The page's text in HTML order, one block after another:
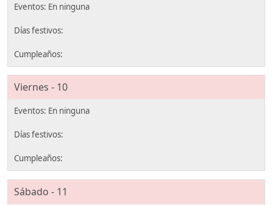
Viernes - 10
Sábado - 11